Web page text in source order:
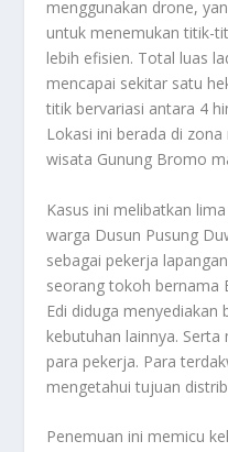
menggunakan drone,
untuk menemukan titik-
lebih efisien. Total luas
mencapai sekitar satu
titik bervariasi antara 4
Lokasi ini berada di
wisata Gunung Bromo
Kasus ini melibatkan
warga Dusun Pusung
sebagai pekerja
seorang tokoh bernama
Edi diduga menyediakan
kebutuhan lainnya.
para pekerja. Para
mengetahui tujuan
Penemuan ini memicu